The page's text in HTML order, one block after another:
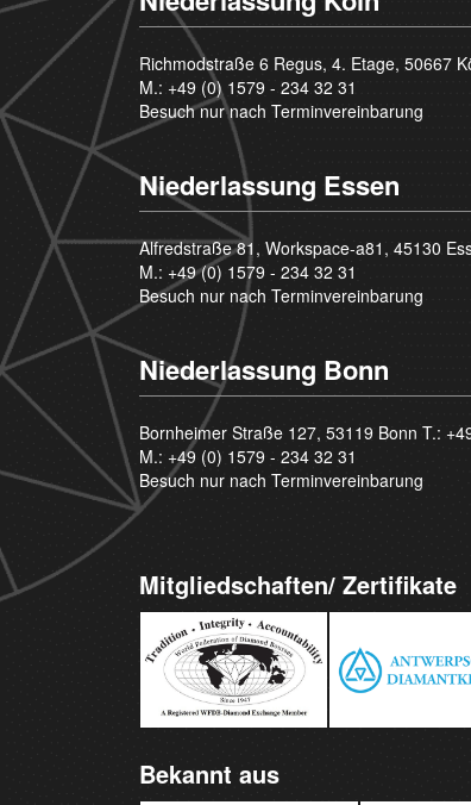
Richmodstraße 6 Regus, 4. Etage, 50667
M.: +49 (0) 1579 - 234 32 31
Besuch nur nach Terminvereinbarung
Niederlassung Essen
Alfredstraße 81, Workspace-a81, 45130
M.: +49 (0) 1579 - 234 32 31
Besuch nur nach Terminvereinbarung
Niederlassung Bonn
Bornheimer Straße 127, 53119 Bonn T.:
M.: +49 (0) 1579 - 234 32 31
Besuch nur nach Terminvereinbarung
Mitgliedschaften/ Zertifikate
Bekannt aus